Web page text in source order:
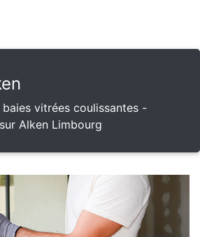
vitrées coulissantes -
Alken Limbourg